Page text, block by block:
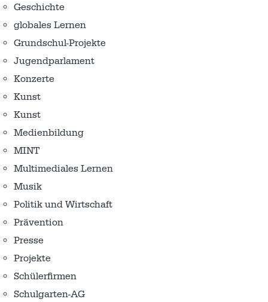
Geschichte
globales Lernen
Grundschul-Projekte
Jugendparlament
Konzerte
Kunst
Kunst
Medienbildung
MINT
Multimediales Lernen
Musik
Politik und Wirtschaft
Prävention
Presse
Projekte
Schülerfirmen
Schulgarten-AG